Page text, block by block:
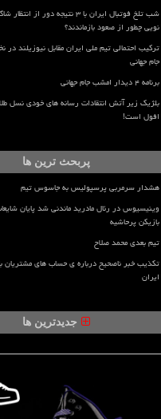
شب تلخ فوتبال ایران با ۳ نتیجه دور از
نویی چطور از صعود بازماندند؟
ترکیب احتمالی تیم ملی ایران مقابل نیوزیلند در
جام جهانی
برنامه ۴ دیدار امشب جام جهانی
بلژیک زیر آتش انتقادات رسانه های خودی نسل
افول است!
پربحث ترین ها
هشدار سرمربی پرسپولیس به جاسوس تیم
وینیسیوس در رئال مادرید ماندنی شد پایان
بازیکن پرحاشیه
تیم بعدی محمد صلاح
تکذیب خبر ناصحیح درباره ی حساب های مشتریان
ایران
جدیدترین ها